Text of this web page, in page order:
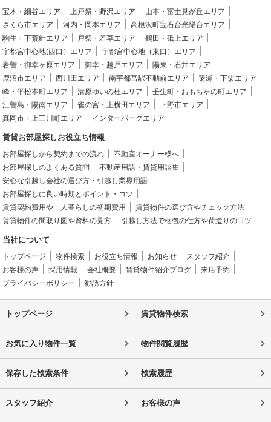
宝木・細谷エリア 上戸祭・野沢エリア
山本・富士見が丘エリア
さくら市エリア
河内・岡本エリア
高根沢町宝石台光陽台エリア
駒生・下荒針エリア
戸祭・若草エリア
鶴田・砥上エリア
宇都宮中心地(西口）エリア
宇都宮中心地（東口）エリア
岩曽・御幸ヶ原エリア
御幸・越戸エリア
陽東・石井エリア
鹿沼市エリア
西川田エリア 南宇都宮駅不動前エリア
簗瀬・下栗エリア
峰・平松本町エリア
清原ゆいの杜エリア
壬生町・おもちゃの町エリア
江曽島・陽南エリア
雀の宮・上横田エリア
下野市エリア
真岡市・上三川町エリア
インターパークエリア
賃貸お部屋探しお役立ち情報
お部屋探しから契約までの流れ
不動産オーナー様へ
お部屋探しのよくある質問
不動産用語・賃貸用語集
安心な引越し会社の選び方・引越し業界用語
お部屋探しに良い時期とポイント・コツ
賃貸契約費用や一人暮らしの初期費用
賃貸物件の選び方やチェック方法
賃貸物件の間取り図や資料の見方
引越し方法で梱包の仕方や荷造りのコツ
当社について
トップページ 物件検索 お役立ち情報 お知らせ
スタッフ紹介
お客様の声
採用情報 会社概要 賃貸物件紹介ブログ
来店予約
プライバシーポリシー
勧誘方針
トップページ 賃貸物件検索
お気に入り物件一覧 物件閲覧履歴
保存した検索条件 検索履歴
スタッフ紹介 お客様の声